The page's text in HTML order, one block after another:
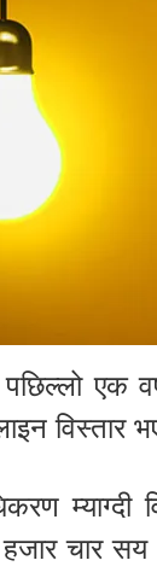
पछिल्लो
विस्तार
हजार चार